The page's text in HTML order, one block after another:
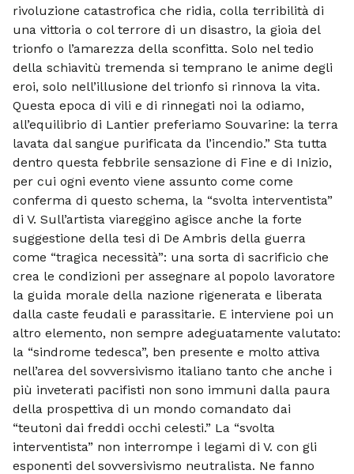
rivoluzione catastrofica che ridia, colla terribilità di
una vittoria o col terrore di un disastro, la gioia del
trionfo o l’amarezza della sconfitta. Solo nel tedio
della schiavitù tremenda si temprano le anime degli
eroi, solo nell’illusione del trionfo si rinnova la vita.
Questa epoca di vili e di rinnegati noi la odiamo,
all’equilibrio di Lantier preferiamo Souvarine: la terra
lavata dal sangue purificata da l’incendio.” Sta tutta
dentro questa febbrile sensazione di Fine e di Inizio,
per cui ogni evento viene assunto come come
conferma di questo schema, la “svolta interventista”
di V. Sull’artista viareggino agisce anche la forte
suggestione della tesi di De Ambris della guerra
come “tragica necessità”: una sorta di sacrificio che
crea le condizioni per assegnare al popolo lavoratore
la guida morale della nazione rigenerata e liberata
dalla caste feudali e parassitarie. E interviene poi un
altro elemento, non sempre adeguatamente valutato:
la “sindrome tedesca”, ben presente e molto attiva
nell’area del sovversivismo italiano tanto che anche i
più inveterati pacifisti non sono immuni dalla paura
della prospettiva di un mondo comandato dai
“teutoni dai freddi occhi celesti.” La “svolta
interventista” non interrompe i legami di V. con gli
esponenti del sovversivismo neutralista. Ne fanno